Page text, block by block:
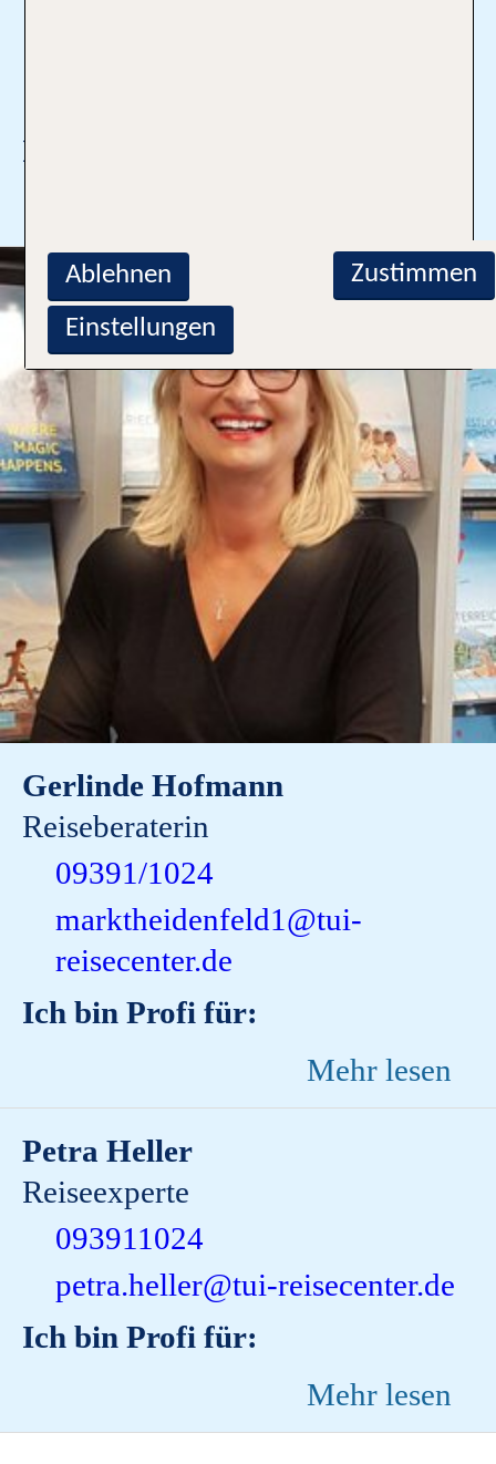
Ich bin Profi für:
Gerlinde Hofmann
Reiseberaterin
09391/1024
marktheidenfeld1@tui-
reisecenter.de
Ich bin Profi für:
Mehr lesen
Petra Heller
Reiseexperte
093911024
petra.heller@tui-reisecenter.de
Ich bin Profi für:
Mehr lesen
Zustimmen
Ablehnen
Einstellungen